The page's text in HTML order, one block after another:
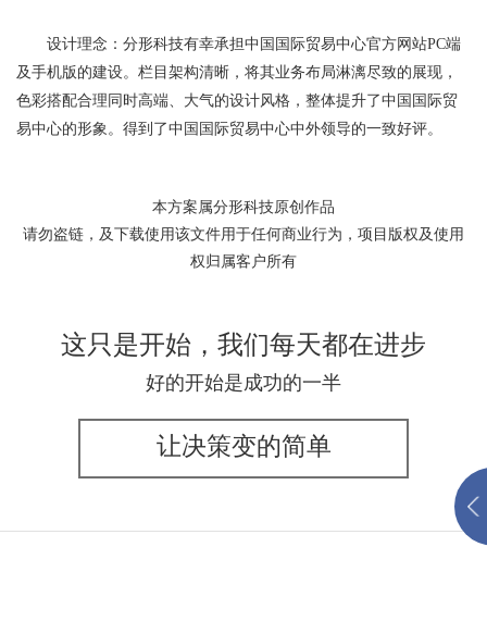
设计理念：分形科技有幸承担中国国际贸易中心官方网站PC端
及手机版的建设。栏目架构清晰，将其业务布局淋漓尽致的展现，
色彩搭配合理同时高端、大气的设计风格，整体提升了中国国际贸
易中心的形象。得到了中国国际贸易中心中外领导的一致好评。
本方案属分形科技原创作品
请勿盗链，及下载使用该文件用于任何商业行为，项目版权及使用
权归属客户所有
这只是开始，我们每天都在进步
好的开始是成功的一半
让决策变的简单